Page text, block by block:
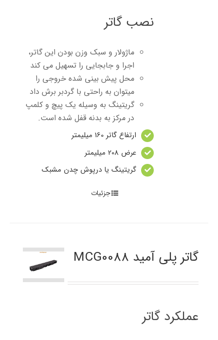
نصب گاتر
ماژولار و سبک وزن بودن این گاتر،
اجرا و جابجایی را تسهیل می کند
محل پیش بینی شده خروجی را
میتوان به راحتی با گردبر برش داد
گریتینگ به وسیله یک پیچ و کلمپ
در مرکز به بدنه قفل شده است.
ارتفاع گاتر 160 میلیمتر
عرض 208 میلیمتر
گریتینگ یا درپوش چدن مشبک
جزئیات
گاتر پلی آمید MCG0088
عملکرد گاتر